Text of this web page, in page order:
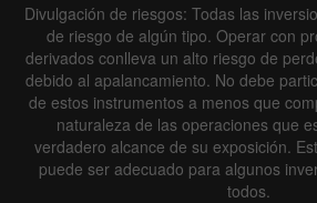
Divulgación de riesgos: Todas las
de riesgo de algún tipo. Operar con
derivados conlleva un alto riesgo de
debido al apalancamiento. No debe
de estos instrumentos a menos que
naturaleza de las operaciones que
verdadero alcance de su exposición.
puede ser adecuado para algunos
todos.